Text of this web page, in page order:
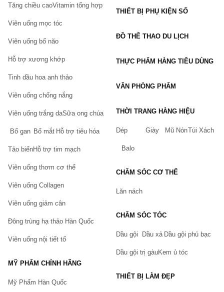
Tăng chiều caoVitamin tổng hợp
Viên uống mọc tóc
Viên uống bổ não
Hỗ trợ xương khớp
Tinh dầu hoa anh thảo
Viên uống chống nắng
Viên uống trắng daSữa ong chúa
Bổ gan Bổ mắt Hỗ trợ tiêu hóa
Tảo biểnHỗ trợ tim mạch
Viên uống thơm cơ thể
Viên uống Collagen
Viên uống giảm cân
Đông trùng hạ thảo Hàn Quốc
Viên uống nội tiết tố
MỸ PHẨM CHÍNH HÃNG
Mỹ Phẩm Hàn Quốc
THIẾT BỊ PHỤ KIỆN SỐ
ĐỒ THỂ THAO DU LỊCH
THỰC PHẨM HÀNG TIÊU DÙNG
VĂN PHÒNG PHẨM
THỜI TRANG HÀNG HIỆU
Dép Giày Mũ NónTúi Xách
Balo
CHĂM SÓC CƠ THỂ
Lăn nách
CHĂM SÓC TÓC
Dầu gội Dầu xả Dầu gội phủ bạc
Dầu gội trị gàuKem ủ tóc
THIẾT BỊ LÀM ĐẸP